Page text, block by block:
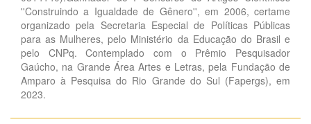
''Construindo a Igualdade de Gênero'', em 2006, certame
organizado pela Secretaria Especial de Políticas Públicas
para as Mulheres, pelo Ministério da Educação do Brasil e
pelo CNPq. Contemplado com o Prêmio Pesquisador
Gaúcho, na Grande Área Artes e Letras, pela Fundação de
Amparo à Pesquisa do Rio Grande do Sul (Fapergs), em
2023.